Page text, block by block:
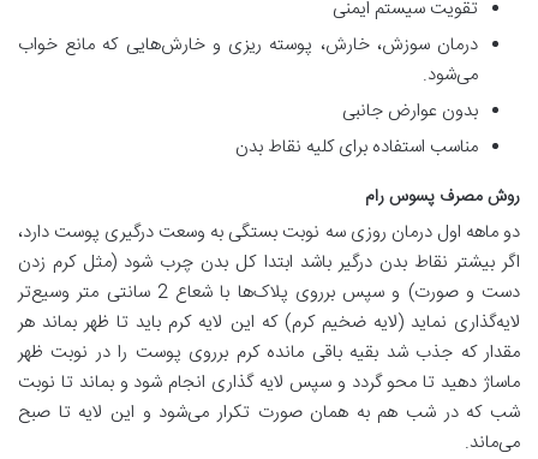
تقویت سیستم ایمنی
درمان سوزش، خارش، پوسته ریزی و خارش‌هایی که مانع خواب
می‌شود.
بدون عوارض جانبی
مناسب استفاده برای کلیه نقاط بدن
روش مصرف پسوس رام
دو ماهه اول درمان روزی سه نوبت بستگی به وسعت درگیری پوست دارد،
اگر بیشتر نقاط بدن درگیر باشد ابتدا کل بدن چرب شود (مثل کرم زدن
دست و صورت) و سپس برروی پلاک‌ها با شعاع 2 سانتی متر وسیع‌تر
لایه‌گذاری نماید (لایه ضخیم کرم) که این لایه کرم باید تا ظهر بماند هر
مقدار که جذب شد بقیه باقی مانده کرم برروی پوست را در نوبت ظهر
ماساژ دهید تا محو گردد و سپس لایه گذاری انجام شود و بماند تا نوبت
شب که در شب هم به همان صورت تکرار می‌شود و این لایه تا صبح
می‌ماند.